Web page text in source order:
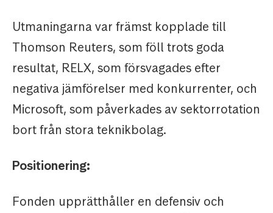
Utmaningarna var främst kopplade till
Thomson Reuters, som föll trots goda
resultat, RELX, som försvagades efter
negativa jämförelser med konkurrenter, och
Microsoft, som påverkades av sektorrotation
bort från stora teknikbolag.
Positionering:
Fonden upprätthåller en defensiv och